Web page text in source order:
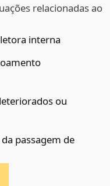
relacionadas ao
interna
ou
passagem de